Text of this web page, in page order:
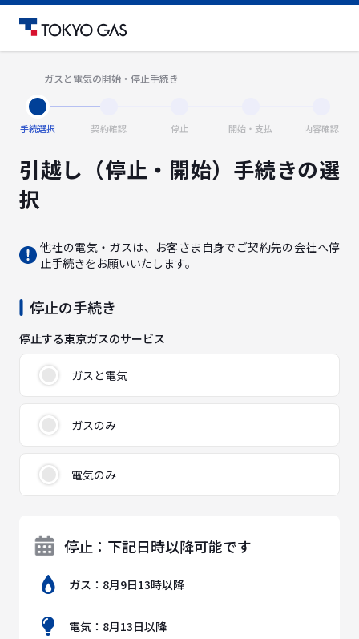
ガスと電気の開始・停止手続き
手続選択 契約確認 停止 開始・支払 内容確認
引越し（停止・開始）手続きの選
択
他社の電気・ガスは、お客さま自身でご契約先の会社へ停
止手続きをお願いいたします。
停止の手続き
停止する東京ガスのサービス
ガスと電気
ガスのみ
電気のみ
停止：下記日時以降可能です
ガス：8月9日13時以降
電気：8月13日以降